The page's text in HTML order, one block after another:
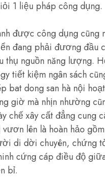
1 liệu pháp công dụng.
được công dụng cũng
đang phải đương đầu
thụ nguồn năng lượng.
tiết kiệm ngân sách
bat dong san hà nội
giờ mà nhịn nhường
chế xây cất đẳng cung
lên là hoàn hảo
di dời chuyên, chứng
cứng cáp điều độ
bỉ.